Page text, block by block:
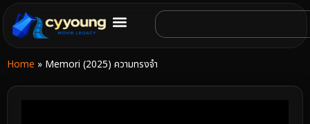
Home » Memori (2025) ความทรงจำ